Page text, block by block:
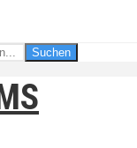
Suchen